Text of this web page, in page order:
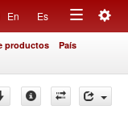
En Es
Toggle
productos País